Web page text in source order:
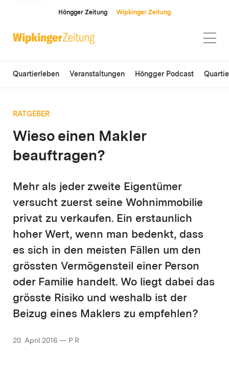
Höngger Zeitung Wipkinger Zeitung
Quartierleben Veranstaltungen Höngger Podcast
RATGEBER
Wieso einen Makler
beauftragen?
Mehr als jeder zweite Eigentümer
versucht zuerst seine Wohnimmobilie
privat zu verkaufen. Ein erstaunlich
hoher Wert, wenn man bedenkt, dass
es sich in den meisten Fällen um den
grössten Vermögensteil einer Person
oder Familie handelt. Wo liegt dabei das
grösste Risiko und weshalb ist der
Beizug eines Maklers zu empfehlen?
20. April 2016 — P R